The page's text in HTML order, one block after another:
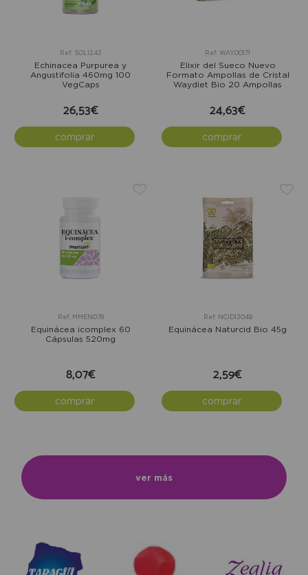
Ref: SOL1243
Echinacea Purpurea y
Angustifolia 460mg 100
VegCaps
26,53€
comprar
Ref: WAY00171
Elixir del Sueco Nuevo
Formato Ampollas de Cristal
Waydiet Bio 20 Ampollas
24,63€
comprar
Ref: MMEN078
Equinácea icomplex 60
Cápsulas 520mg
8,07€
comprar
Ref: NCID13049
Equinácea Naturcid Bio 45g
2,59€
comprar
ver más